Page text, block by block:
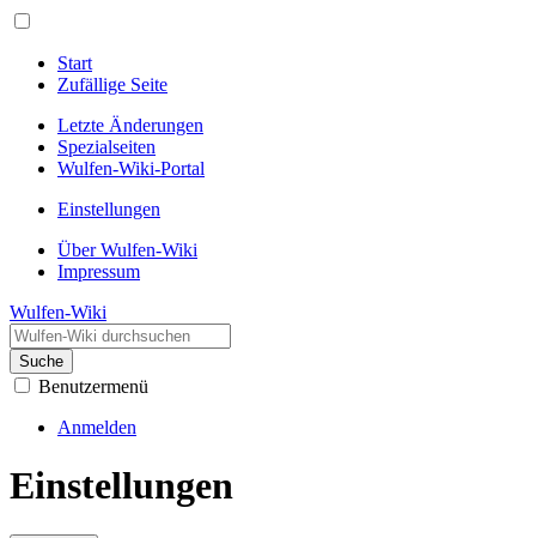
Start
Zufällige Seite
Letzte Änderungen
Spezialseiten
Wulfen-Wiki-Portal
Einstellungen
Über Wulfen-Wiki
Impressum
Wulfen-Wiki
Suche
Benutzermenü
Anmelden
Einstellungen